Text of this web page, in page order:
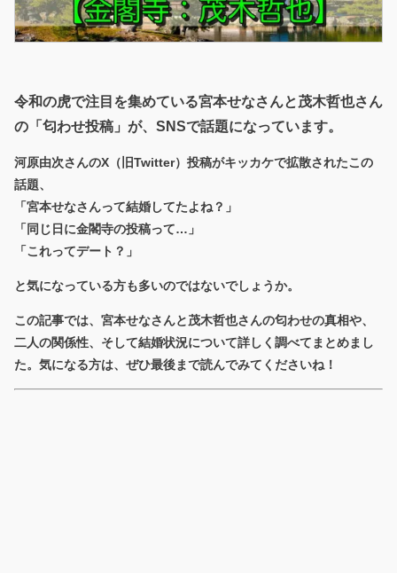
令和の虎で注目を集めている宮本せなさんと茂木哲也さん
の「匂わせ投稿」が、SNSで話題になっています。
河原由次さんのX（旧Twitter）投稿がキッカケで拡散されたこの
話題、
「宮本せなさんって結婚してたよね？」
「同じ日に金閣寺の投稿って…」
「これってデート？」
と気になっている方も多いのではないでしょうか。
この記事では、宮本せなさんと茂木哲也さんの匂わせの真相や、
二人の関係性、そして結婚状況について詳しく調べてまとめまし
た。気になる方は、ぜひ最後まで読んでみてくださいね！